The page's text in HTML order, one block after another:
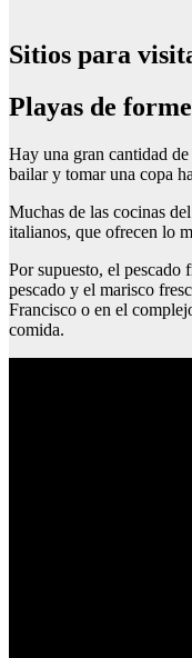
Sitios para
Playas de
Hay una gran cantidad de
bailar y tomar una copa
Muchas de las cocinas
italianos, que ofrecen lo
Por supuesto, el pescado
pescado y el marisco
Francisco o en el
comida.